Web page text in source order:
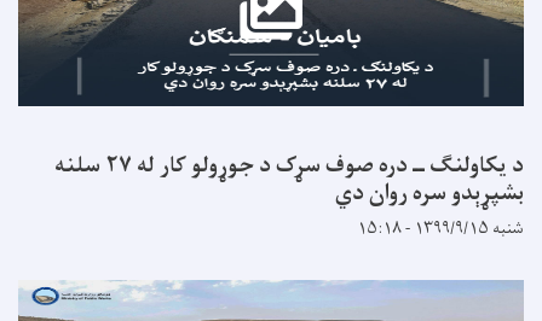
د یکاولنګ ــ دره صوف سړک د جوړولو کار له ۲۷ سلنه
روان دي